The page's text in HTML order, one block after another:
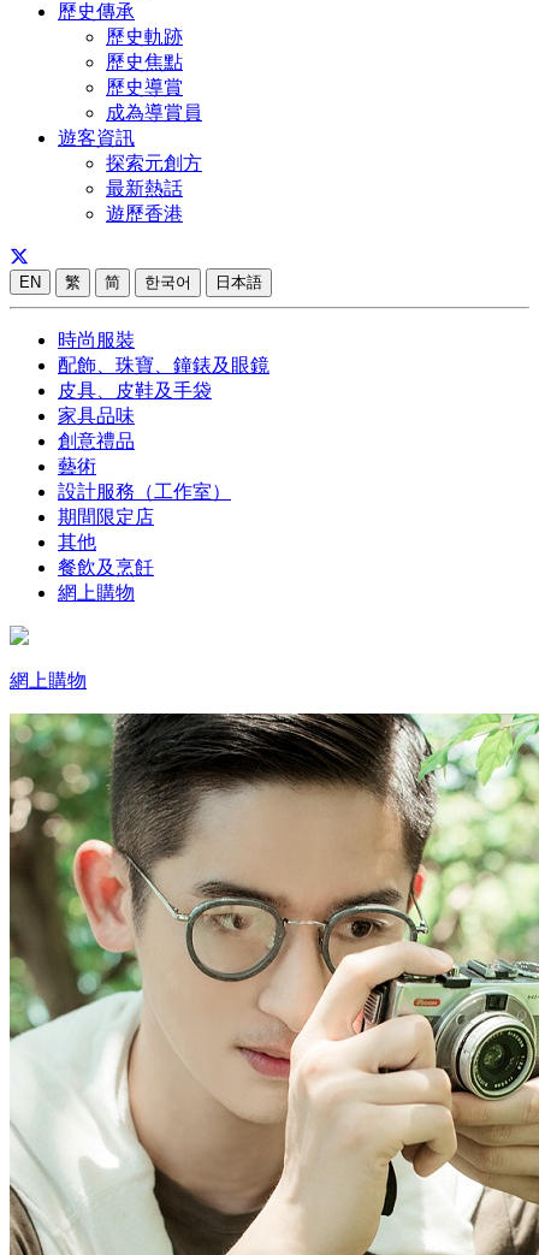
歷史傳承
歷史軌跡
歷史焦點
歷史導賞
成為導賞員
遊客資訊
探索元創方
最新熱話
遊歷香港
EN 繁 简 한국어 日本語
時尚服裝
配飾、珠寶、鐘錶及眼鏡
皮具、皮鞋及手袋
家具品味
創意禮品
藝術
設計服務（工作室）
期間限定店
其他
餐飲及烹飪
網上購物
網上購物